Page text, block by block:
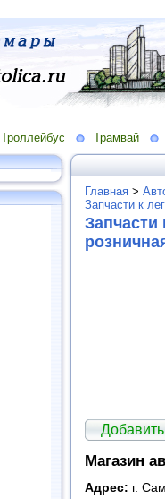
Троллейбус Трамвай
Главная >
Запчасти к
Магазин
Адрес: г.